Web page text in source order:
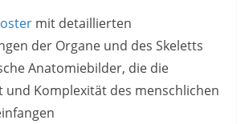
mit detaillierten
der Organe und des Skeletts
Anatomiebilder, die die
und Komplexität des menschlichen